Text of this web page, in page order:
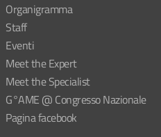
Organigramma
Staff
Eventi
Meet the Expert
Meet the Specialist
G°AME @ Congresso Nazionale
Pagina facebook